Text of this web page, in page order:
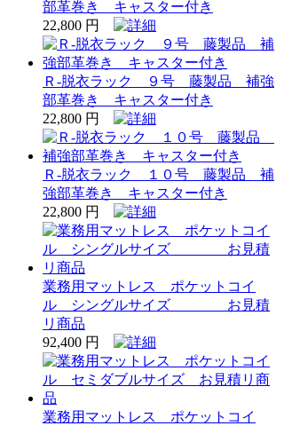
部革巻き キャスター付き
22,800 円
Ｒ‐脱衣ラック ９号 藤製品 補強
部革巻き キャスター付き
22,800 円
Ｒ‐脱衣ラック １０号 藤製品 補
強部革巻き キャスター付き
22,800 円
業務用マットレス ポケットコイ
ル シングルサイズ お見積
リ商品
92,400 円
業務用マットレス ポケットコイ